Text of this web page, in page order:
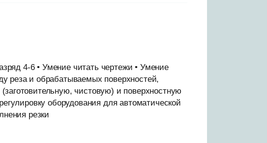
4-6 • Умение читать чертежи • Умение
реза и обрабатываемых поверхностей,
чистовую) и поверхностную
оборудования для автоматической
резки